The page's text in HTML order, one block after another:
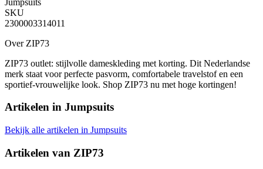
SKU
2300003314011
Over ZIP73
ZIP73 outlet: stijlvolle dameskleding met korting. Dit Nederlandse
merk staat voor perfecte pasvorm, comfortabele travelstof en een
sportief-vrouwelijke look. Shop ZIP73 nu met hoge kortingen!
Artikelen in Jumpsuits
Bekijk alle artikelen in Jumpsuits
Artikelen van ZIP73